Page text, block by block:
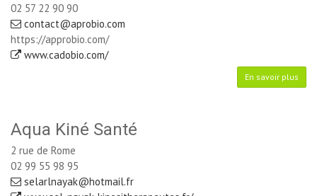
02 57 22 90 90
contact@aprobio.com
https://approbio.com/
www.cadobio.com/
En savoir plus
Aqua Kiné Santé
2 rue de Rome
02 99 55 98 95
selarlnayak@hotmail.fr